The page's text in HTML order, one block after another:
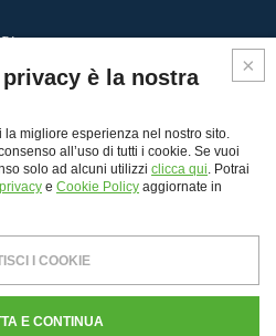
spa
- CF. e Registro Imprese di
è la nostra
migliore esperienza nel nostro sito.
all’uso di tutti i cookie. Se vuoi
solo ad alcuni utilizzi clicca qui. Potrai
e Cookie Policy aggiornate in
I COOKIE
E CONTINUA